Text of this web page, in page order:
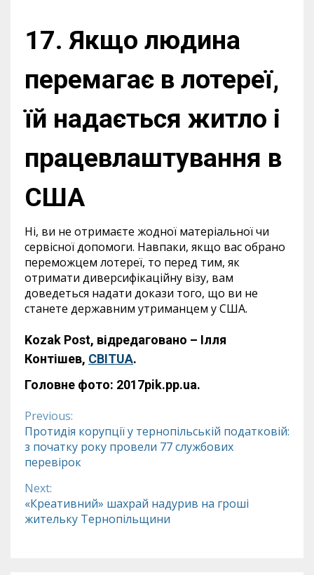
17. Якщо людина
перемагає в лотереї,
їй надається житло і
працевлаштування в
США
Ні, ви не отримаєте жодної матеріальної чи
сервісної допомоги. Навпаки, якщо вас обрано
переможцем лотереї, то перед тим, як
отримати диверсифікаційну візу, вам
доведеться надати докази того, що ви не
станете державним утриманцем у США.
Kozak Post, відредаговано – Ілля
Контішев, СВІТUA.
Головне фото: 2017pik.pp.ua.
Continue
Reading
Previous:
Протидія корупції у тернопільській податковій:
з початку року провели 77 службових
перевірок
Next:
«Креативний» шахрай надурив на гроші
жительку Тернопільщини